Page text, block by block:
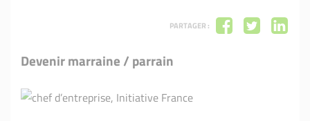
PARTAGER :
Devenir marraine / parrain